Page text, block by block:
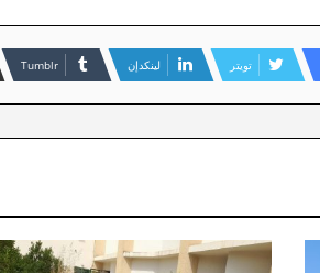
تويتر لينكدإن